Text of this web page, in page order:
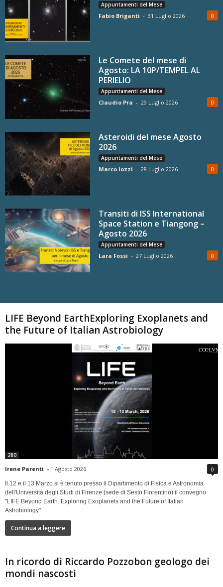
Appuntamenti del Mese
Fabio Briganti - 31 Luglio 2026 0
Le Comete del mese di
Agosto: LA 10P/TEMPEL AL
PERIELIO
Appuntamenti del Mese
Claudio Pra - 29 Luglio 2026 0
Asteroidi del mese Agosto
2026
Appuntamenti del Mese
Marco Iozzi - 28 Luglio 2026 0
Transiti di ISS International
Space Station e Tiangong –
Agosto 2026
Appuntamenti del Mese
Lara Fossi - 27 Luglio 2026 0
LIFE Beyond EarthExploring Exoplanets and
the Future of Italian Astrobiology
280
Irene Parenti - 1 Agosto 2026 0
Il 12 e il 13 Marzo si è tenuto presso il Dipartimento di Fisica e Astronomia
dell'Università degli Studi di Firenze (sede di Sesto Fiorentino) il convegno
"LIFE Beyond Earth. Exploring Exoplanets and the Future of Italian
Astrobiology"
Continua a leggere
In ricordo di Riccardo Pozzobon geologo dei
mondi nascosti